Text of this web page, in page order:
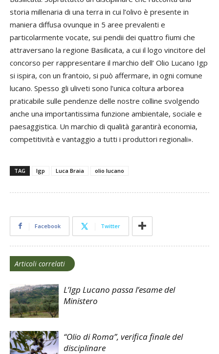
storia millenaria di una terra in cui l’olivo è presente in
maniera diffusa ovunque in 5 aree prevalenti e
particolarmente vocate, sui pendii dei quattro fiumi che
attraversano la regione Basilicata, a cui il logo vincitore del
concorso per rappresentare il marchio dell’ Olio Lucano Igp
si ispira, con un frantoio, si può affermare, in ogni comune
lucano. Spesso gli uliveti sono l’unica coltura arborea
praticabile sulle pendenze delle nostre colline svolgendo
anche una importantissima funzione ambientale, sociale e
paesaggistica. Un marchio di qualità garantirà economia,
competitività e vantaggio a tutti i produttori regionali».
TAG Igp Luca Braia olio lucano
Facebook Twitter
Articoli correlati
L’Igp Lucano passa l’esame del
Ministero
“Olio di Roma”, verifica finale del
disciplinare